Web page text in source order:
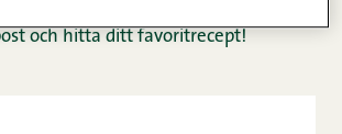
och hitta ditt favoritrecept!